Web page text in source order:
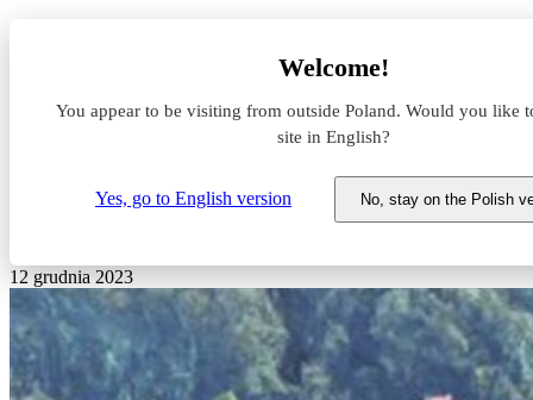
Welcome!
You appear to be visiting from outside Poland. Would you like
site in English?
Yes, go to English version No, stay on the Polish
LCP Properties startuje z kolejnym projektem na budowę
LCP Properties startuje z
kolejnym projektem na
budowę
12 grudnia 2023